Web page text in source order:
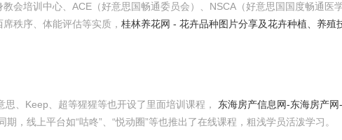
会培训中心、ACE（好意思国畅通委员会）、NSCA（好意思国国度畅通医
秩序、体能评估等实质， 桂林养花网 - 花卉品种图片分享及花卉种植、养殖
、Keep、超等猩猩等也开设了里面培训课程， 东海房产信息网-东海房产
，线上平台如“咕咚”、“悦动圈”等也推出了在线课程，粗浅学员活泼学习。